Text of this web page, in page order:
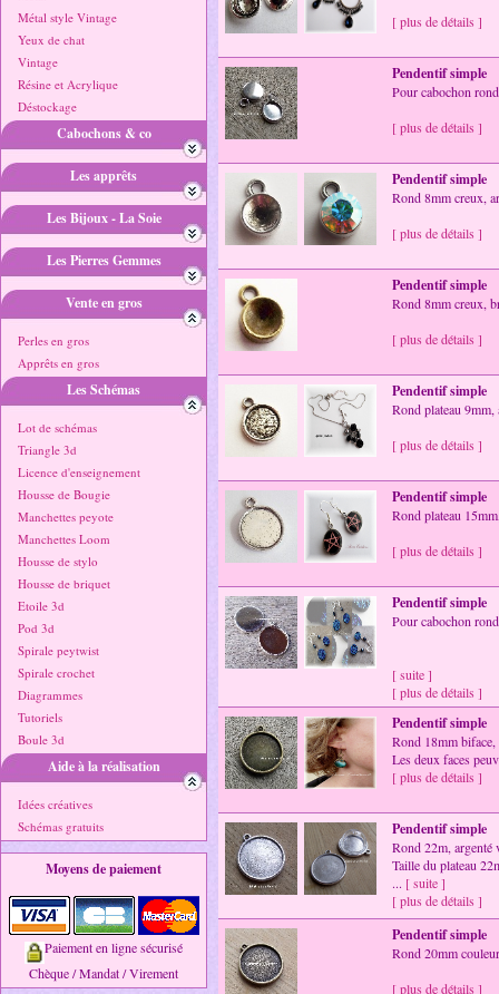
Métal style Vintage
Yeux de chat
Vintage
Résine et Acrylique
Déstockage
Cabochons & co
Les apprêts
Les Bijoux - La Soie
Les Pierres Gemmes
Vente en gros
Perles en gros
Apprêts en gros
Les Schémas
Lot de schémas
Triangle 3d
Licence d'enseignement
Housse de Bougie
Manchettes peyote
Manchettes Loom
Housse de stylo
Housse de briquet
Etoile 3d
Pod 3d
Spirale peytwist
Spirale crochet
Diagrammes
Tutoriels
Boule 3d
Aide à la réalisation
Idées créatives
Schémas gratuits
Moyens de paiement
Paiement en ligne sécurisé
Chèque / Mandat / Virement
[ plus de détails ]
Pendentif simple
Pour cabochon
[ plus de détails ]
Pendentif simple
Rond 8mm creux,
[ plus de détails ]
Pendentif simple
Rond 8mm creux,
[ plus de détails ]
Pendentif simple
Rond plateau
[ plus de détails ]
Pendentif simple
Rond plateau
[ plus de détails ]
Pendentif simple
Pour cabochon
[ suite ]
[ plus de détails ]
Pendentif simple
Rond 18mm
Les deux faces
[ plus de détails ]
Pendentif simple
Rond 22m, argenté
Taille du plateau
... [ suite ]
[ plus de détails ]
Pendentif simple
Rond 20mm
[ plus de détails ]